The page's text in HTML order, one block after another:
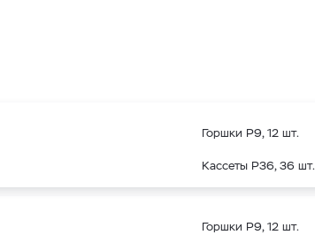
Горшки Р9, 12 шт.
Кассеты Р36, 36 шт.
Горшки Р9, 12 шт.